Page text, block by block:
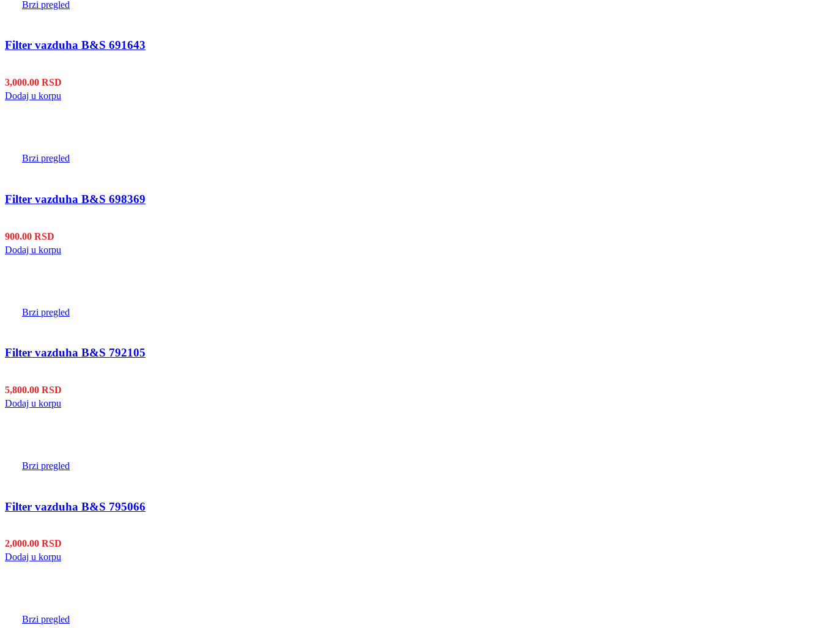
Brzi pregled
Filter vazduha B&S 691643
3,000.00 RSD
Dodaj u korpu
Brzi pregled
Filter vazduha B&S 698369
900.00 RSD
Dodaj u korpu
Brzi pregled
Filter vazduha B&S 792105
5,800.00 RSD
Dodaj u korpu
Brzi pregled
Filter vazduha B&S 795066
2,000.00 RSD
Dodaj u korpu
Brzi pregled